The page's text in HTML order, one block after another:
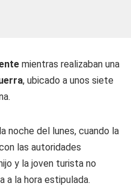
mientras realizaban una
, ubicado a unos siete
noche del lunes, cuando la
las autoridades
y la joven turista no
a la hora estipulada.